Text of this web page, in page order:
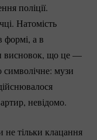
поліції.
Натомість
формі, а в
висновок, що це —
символічне: музи
невідомо.
не тільки клацання